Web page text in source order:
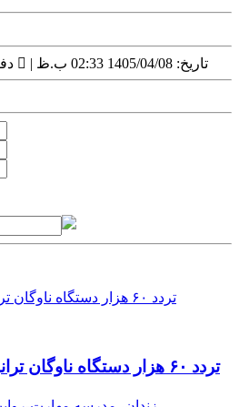
تاریخ: 1405/04/08 02:33 ب.ظ |
تردد ۶۰ هزار دستگاه